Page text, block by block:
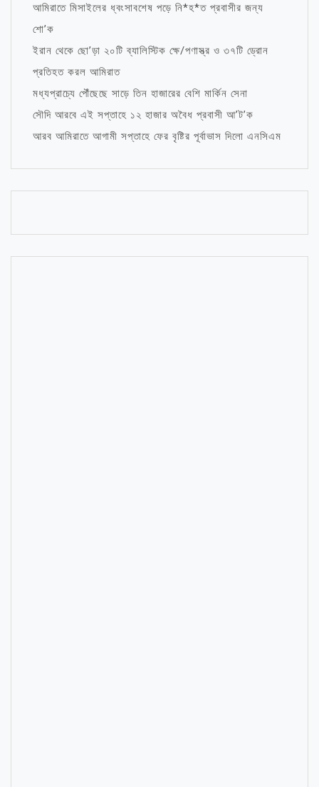
আমিরাতে মিসাইলের ধ্বংসাবশেষ পড়ে নি*হ*ত প্রবাসীর জন্য
শো’ক
ইরান থেকে ছো’ড়া ২০টি ব্যালিস্টিক ক্ষে/পণাস্ত্র ও ৩৭টি ড্রোন
প্রতিহত করল আমিরাত
মধ্যপ্রাচ্যে পৌঁছেছে সাড়ে তিন হাজারের বেশি মার্কিন সেনা
সৌদি আরবে এই সপ্তাহে ১২ হাজার অবৈধ প্রবাসী আ’ট’ক
আরব আমিরাতে আগামী সপ্তাহে ফের বৃষ্টির পূর্বাভাস দিলো এনসিএম